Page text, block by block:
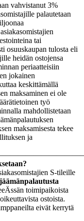
vahvistanut 3%
palautetaan
tai
osuuskaupan tulosta eli
heidän ostojensa
periaatteisiin
jokainen
keskittämällä
maksaminen ei ole
työ
mahdollistetaan
maksamisesta tekee
ja
S-tileille
toimipaikoista
ostoista.
eivät kerrytä